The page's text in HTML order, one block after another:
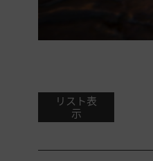
リスト表
示